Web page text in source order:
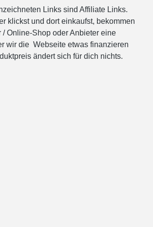
Links sind Affiliate Links.
klickst und dort einkaufst, bekommen
/ Online-Shop oder Anbieter eine
wir die Webseite etwas finanzieren
ändert sich für dich nichts.